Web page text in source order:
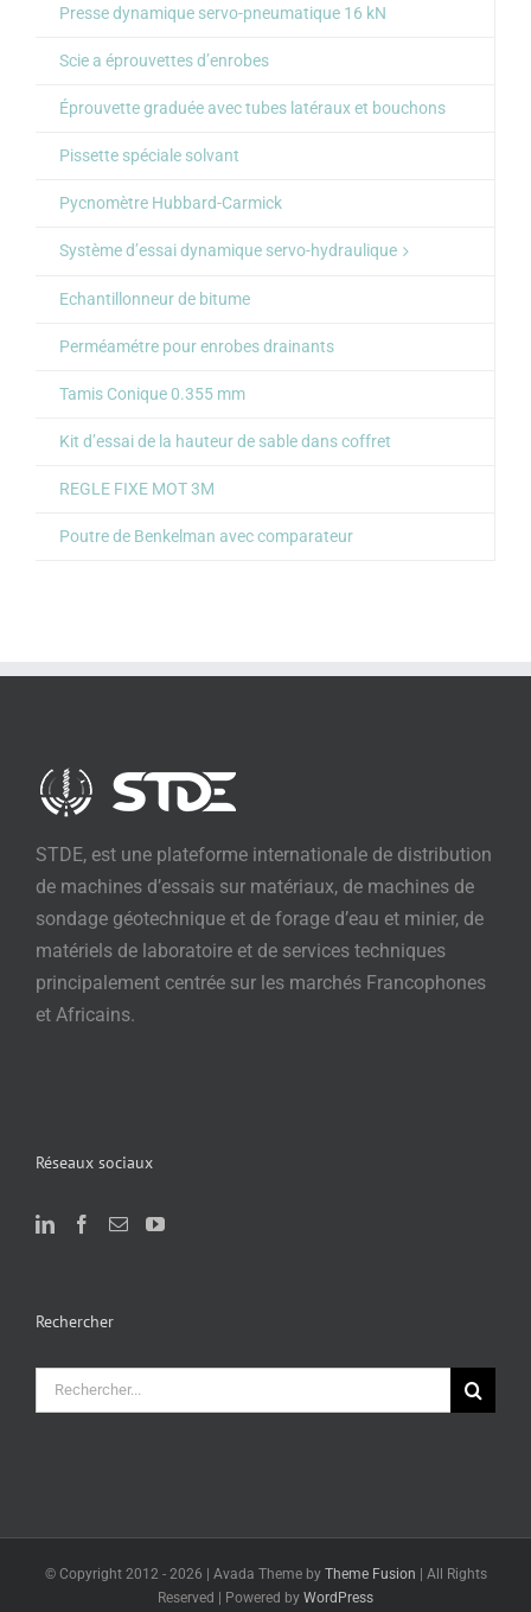
Presse dynamique servo-pneumatique 16 kN
Scie a éprouvettes d’enrobes
Éprouvette graduée avec tubes latéraux et bouchons
Pissette spéciale solvant
Pycnomètre Hubbard-Carmick
Système d’essai dynamique servo-hydraulique
Echantillonneur de bitume
Perméamétre pour enrobes drainants
Tamis Conique 0.355 mm
Kit d’essai de la hauteur de sable dans coffret
REGLE FIXE MOT 3M
Poutre de Benkelman avec comparateur
STDE, est une plateforme internationale de distribution
de machines d’essais sur matériaux, de machines de
sondage géotechnique et de forage d’eau et minier, de
matériels de laboratoire et de services techniques
principalement centrée sur les marchés Francophones
et Africains.
Réseaux sociaux
Rechercher
Rechercher:
© Copyright 2012 - 2026 | Avada Theme by Theme Fusion | All Rights
Reserved | Powered by WordPress